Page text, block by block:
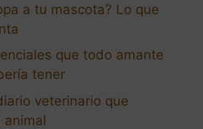
a tu mascota? Lo que
que todo amante
tener
veterinario que
animal